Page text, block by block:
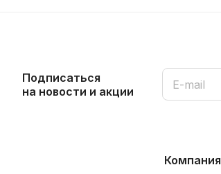
Подписаться
на новости и акции
Компания